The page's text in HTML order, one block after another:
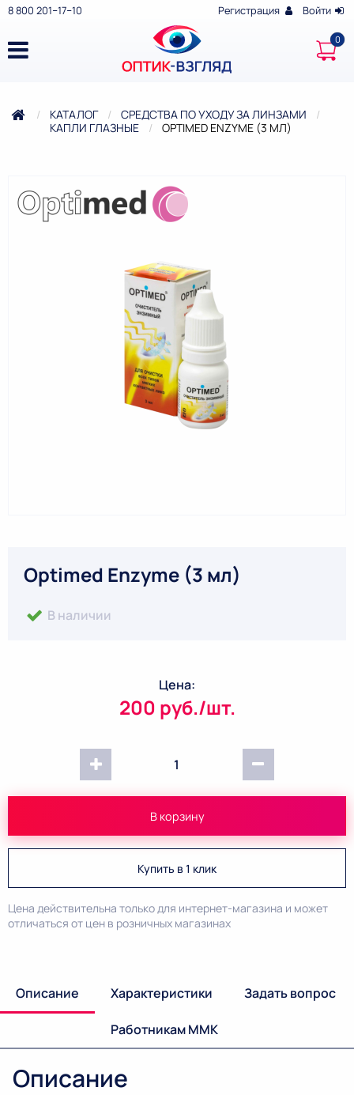
8 800 201‒17‒10 Регистрация Войти
КАТАЛОГ
СРЕДСТВА ПО УХОДУ ЗА ЛИНЗАМИ
КАПЛИ ГЛАЗНЫЕ
ТЕКУЩАЯ:
OPTIMED ENZYME (3 МЛ)
Optimed Enzyme (3 мл)
В наличии
Цена:
200 руб./шт.
1
В корзину
Купить в 1 клик
Цена действительна только для интернет-магазина и может
отличаться от цен в розничных магазинах
Описание Характеристики Задать вопрос
Работникам ММК
Описание